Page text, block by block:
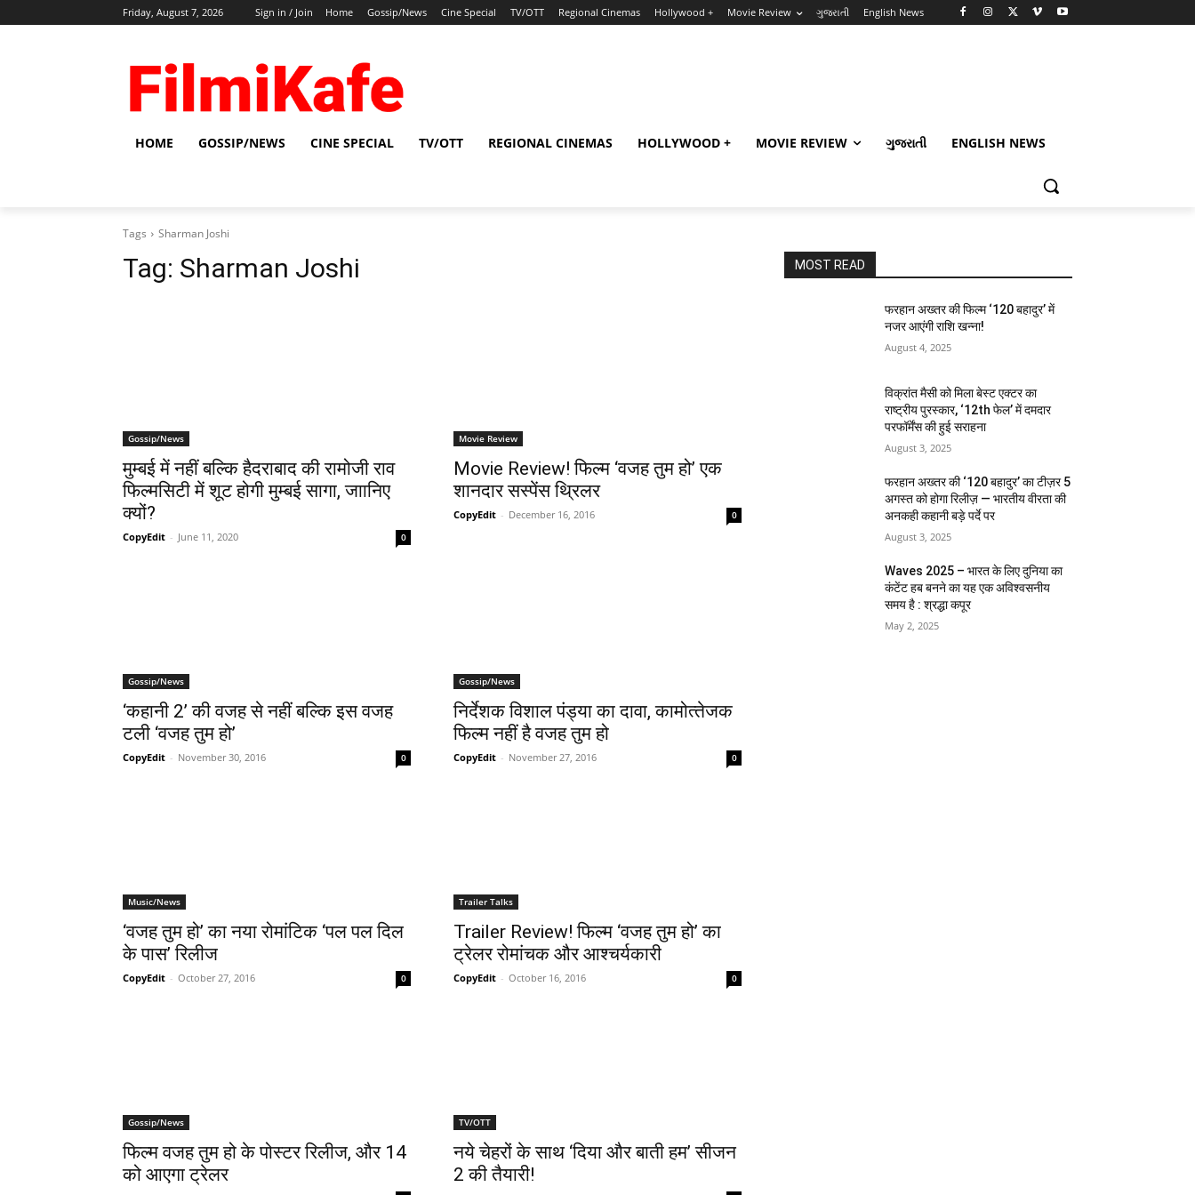
Friday, August 7, 2026 Sign in / Join Home Gossip/News Cine Special TV/OTT Regional Cinemas Hollywood + Movie Review ગુજરાતી English News
HOME GOSSIP/NEWS CINE SPECIAL TV/OTT REGIONAL CINEMAS HOLLYWOOD + MOVIE REVIEW ગુજરાતી ENGLISH NEWS
Tags Sharman Joshi
Tag: Sharman Joshi
Gossip/News
मुम्‍बई में नहीं बल्कि हैदराबाद की रामोजी राव
फिल्‍मसिटी में शूट होगी मुम्‍बई सागा, जाानिए
क्‍यों?
CopyEdit - June 11, 2020 0
Movie Review
Movie Review! फिल्‍म ‘वजह तुम हो’ एक
शानदार सस्‍पेंस थ्रिलर
CopyEdit - December 16, 2016 0
Gossip/News
‘कहानी 2’ की वजह से नहीं बल्‍कि इस वजह
टली ‘वजह तुम हो’
CopyEdit - November 30, 2016 0
Gossip/News
निर्देशक विशाल पंड्या का दावा, कामोत्‍तेजक
फिल्‍म नहीं है वजह तुम हो
CopyEdit - November 27, 2016 0
Music/News
‘वजह तुम हो’ का नया रोमांटिक ‘पल पल दिल
के पास’ रिलीज
CopyEdit - October 27, 2016 0
Trailer Talks
Trailer Review! फिल्‍म ‘वजह तुम हो’ का
ट्रेलर रोमांचक और आश्चर्यकारी
CopyEdit - October 16, 2016 0
Gossip/News
फिल्‍म वजह तुम हो के पोस्‍टर रिलीज, और 14
को आएगा ट्रेलर
TV/OTT
नये चेहरों के साथ ‘दिया और बाती हम’ सीजन
2 की तैयारी!
MOST READ
फरहान अख्तर की फिल्म ‘120 बहादुर’ में
नजर आएंगी राशि खन्ना!
August 4, 2025
विक्रांत मैसी को मिला बेस्ट एक्टर का
राष्ट्रीय पुरस्कार, ‘12th फेल’ में दमदार
परफॉर्मेंस की हुई सराहना
August 3, 2025
फरहान अख्तर की ‘120 बहादुर’ का टीज़र 5
अगस्त को होगा रिलीज़ — भारतीय वीरता की
अनकही कहानी बड़े पर्दे पर
August 3, 2025
Waves 2025 – भारत के लिए दुनिया का
कंटेंट हब बनने का यह एक अविश्वसनीय
समय है : श्रद्धा कपूर
May 2, 2025